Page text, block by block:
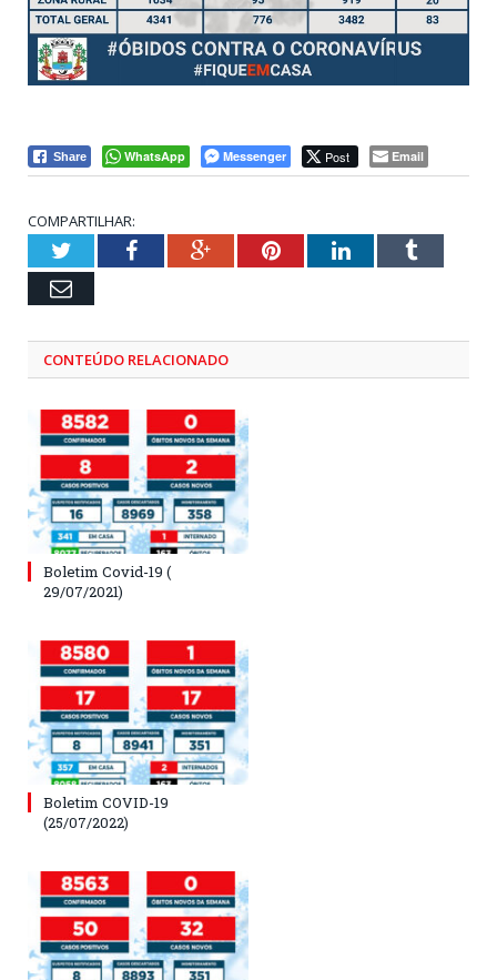
Share WhatsApp Messenger Post Email
COMPARTILHAR:
TwitterFacebookGoogle+PinterestLinkedInTumblr
Email
CONTEÚDO RELACIONADO
Boletim Covid-19 (
29/07/2021)
Boletim COVID-19
(25/07/2022)